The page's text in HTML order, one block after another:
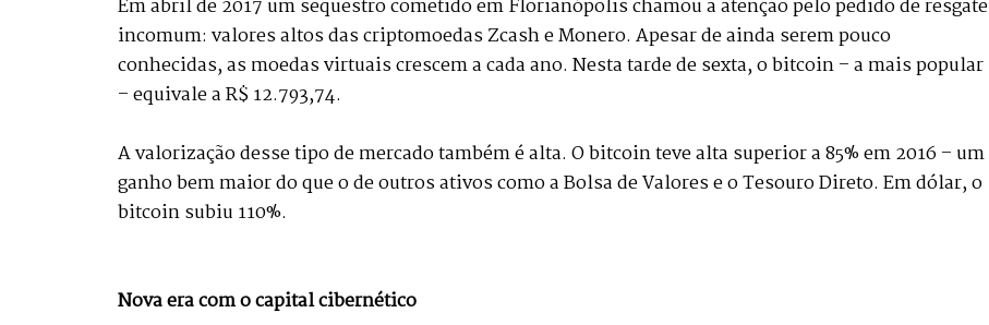
Em abril de 2017 um sequestro cometido em Florianópolis chamou a atenção pelo pedido de resgate
incomum: valores altos das criptomoedas Zcash e Monero. Apesar de ainda serem pouco
conhecidas, as moedas virtuais crescem a cada ano. Nesta tarde de sexta, o bitcoin – a mais popular
– equivale a R$ 12.793,74.
A valorização desse tipo de mercado também é alta. O bitcoin teve alta superior a 85% em 2016 – um
ganho bem maior do que o de outros ativos como a Bolsa de Valores e o Tesouro Direto. Em dólar, o
bitcoin subiu 110%.
Nova era com o capital cibernético